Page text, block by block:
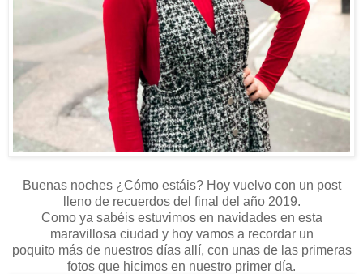
Buenas noches ¿Cómo estáis? Hoy vuelvo con un post
lleno de recuerdos del final del año 2019.
Como ya sabéis estuvimos en navidades en esta
maravillosa ciudad y hoy vamos a recordar un
poquito más de nuestros días allí, con unas de las primeras
fotos que hicimos en nuestro primer día.